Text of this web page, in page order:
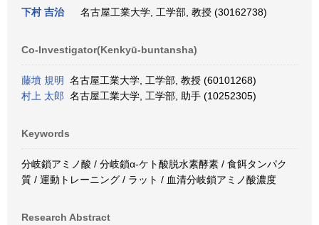
下村 吉治 名古屋工業大学, 工学部, 教授 (30162738)
Co-Investigator(Kenkyū-buntansha)
藤墳 規明
名古屋工業大学, 工学部, 教授 (60101268)
村上 太郎 名古屋工業大学, 工学部, 助手 (10252305)
Keywords
分岐鎖アミノ酸 / 分岐鎖α-ケト酸脱水素酵素 / 食餌タンパク
質 / 運動トレーニング / ラット / 血清分岐鎖アミノ酸濃度
Research Abstract